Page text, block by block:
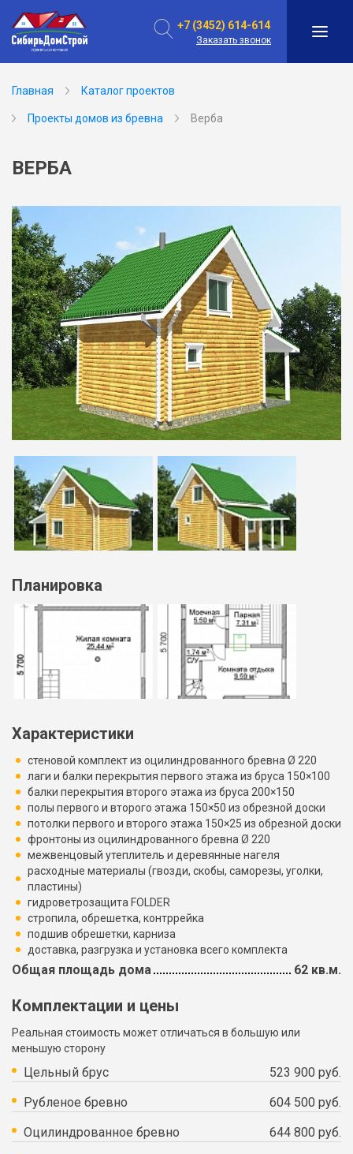
+7 (3452) 614-614
Заказать звонок
Главная Каталог проектов
Проекты домов из бревна Верба
ВЕРБА
Планировка
Характеристики
стеновой комплект из оцилиндрованного бревна Ø 220
лаги и балки перекрытия первого этажа из бруса 150×100
балки перекрытия второго этажа из бруса 200×150
полы первого и второго этажа 150×50 из обрезной доски
потолки первого и второго этажа 150×25 из обрезной доски
фронтоны из оцилиндрованного бревна Ø 220
межвенцовый утеплитель и деревянные нагеля
расходные материалы (гвозди, скобы, саморезы, уголки,
пластины)
гидроветрозащита FOLDER
стропила, обрешетка, контррейка
подшив обрешетки, карниза
доставка, разгрузка и установка всего комплекта
Общая площадь дома 62 кв.м.
Комплектации и цены
Реальная стоимость может отличаться в большую или
меньшую сторону
Цельный брус
523 900 руб.
Рубленое бревно
604 500 руб.
Оцилиндрованное бревно
644 800 руб.